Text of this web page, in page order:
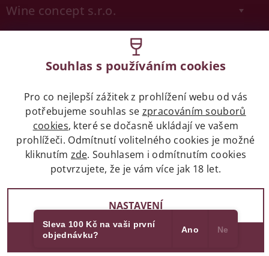
Wine concept s.r.o.
Zákaz prodeje alkoholických nápojů osobám
Naše služby
Vše o nákupu
2017 - 2026 © winehouse.cz, všechna práva vyhrazena
Partneři
Vytvořil Shoptet
Souhlas s používáním cookies
Pro co nejlepší zážitek z prohlížení webu od vás
potřebujeme souhlas se zpracováním souborů
cookies, které se dočasně ukládají ve vašem
prohlížeči. Odmítnutí volitelného cookies je možné
kliknutím zde. Souhlasem i odmítnutím cookies
potvrzujete, že je vám více jak 18 let.
NASTAVENÍ
Sleva 100 Kč na vaši první
objednávku?
Ano Ne